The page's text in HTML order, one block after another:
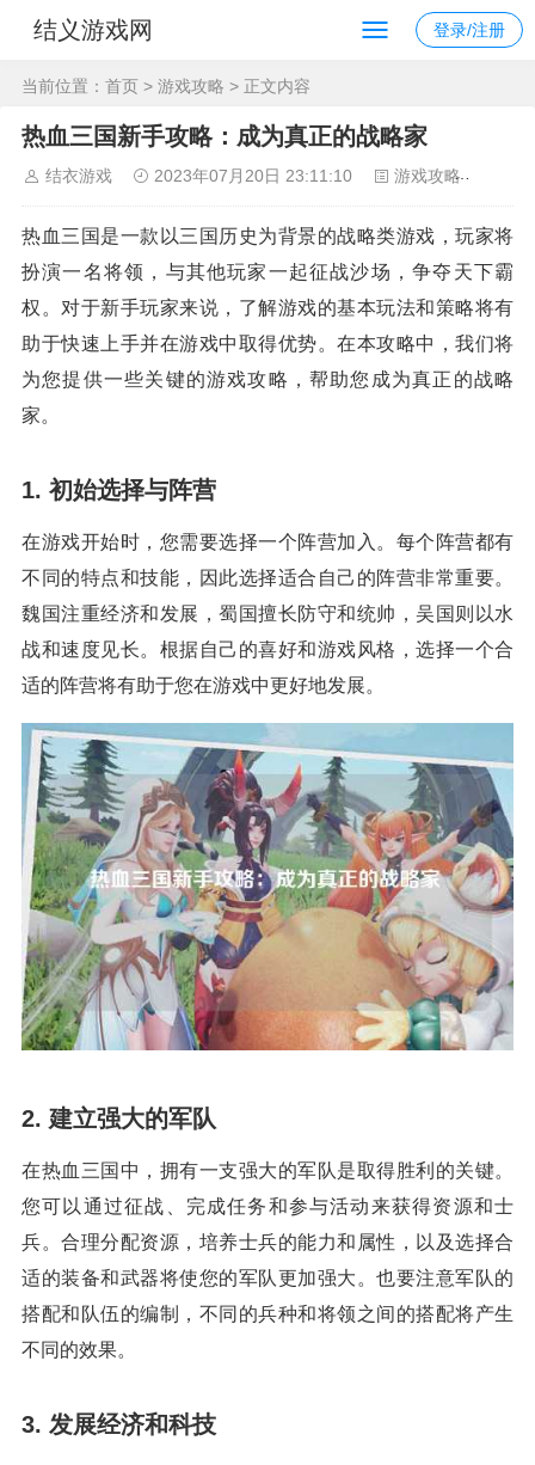
结义游戏网 登录/注册
当前位置： 首页 > 游戏攻略 > 正文内容
热血三国新手攻略：成为真正的战略家
结衣游戏 2023年07月20日 23:11:10 游戏攻略
热血三国是一款以三国历史为背景的战略类游戏，玩家将
扮演一名将领，与其他玩家一起征战沙场，争夺天下霸
权。对于新手玩家来说，了解游戏的基本玩法和策略将有
助于快速上手并在游戏中取得优势。在本攻略中，我们将
为您提供一些关键的游戏攻略，帮助您成为真正的战略
家。
1. 初始选择与阵营
在游戏开始时，您需要选择一个阵营加入。每个阵营都有
不同的特点和技能，因此选择适合自己的阵营非常重要。
魏国注重经济和发展，蜀国擅长防守和统帅，吴国则以水
战和速度见长。根据自己的喜好和游戏风格，选择一个合
适的阵营将有助于您在游戏中更好地发展。
2. 建立强大的军队
在热血三国中，拥有一支强大的军队是取得胜利的关键。
您可以通过征战、完成任务和参与活动来获得资源和士
兵。合理分配资源，培养士兵的能力和属性，以及选择合
适的装备和武器将使您的军队更加强大。也要注意军队的
搭配和队伍的编制，不同的兵种和将领之间的搭配将产生
不同的效果。
3. 发展经济和科技